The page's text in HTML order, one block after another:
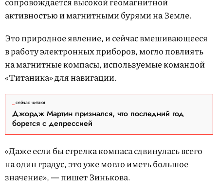
активностью и магнитными бурями на Земле.
Это природное явление, и сейчас вмешивающееся
в работу электронных приборов, могло повлиять
на магнитные компасы, используемые командой
«Титаника» для навигации.
сейчас читают
Джордж Мартин признался, что последний год
борется с депрессией
«Даже если бы стрелка компаса сдвинулась всего
на один градус, это уже могло иметь большое
значение», — пишет Зинькова.